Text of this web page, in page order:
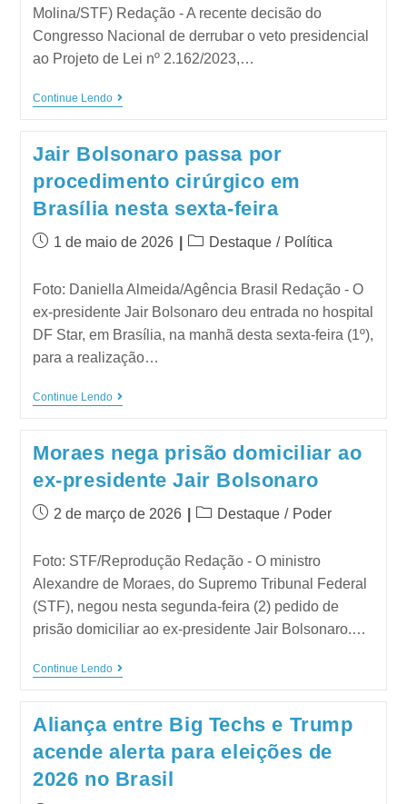
Molina/STF) Redação - A recente decisão do
Congresso Nacional de derrubar o veto presidencial
ao Projeto de Lei nº 2.162/2023,…
Continue Lendo
Jair Bolsonaro passa por
procedimento cirúrgico em
Brasília nesta sexta-feira
1 de maio de 2026 Destaque / Política
Foto: Daniella Almeida/Agência Brasil Redação - O
ex-presidente Jair Bolsonaro deu entrada no hospital
DF Star, em Brasília, na manhã desta sexta-feira (1º),
para a realização…
Continue Lendo
Moraes nega prisão domiciliar ao
ex-presidente Jair Bolsonaro
2 de março de 2026 Destaque / Poder
Foto: STF/Reprodução Redação - O ministro
Alexandre de Moraes, do Supremo Tribunal Federal
(STF), negou nesta segunda-feira (2) pedido de
prisão domiciliar ao ex-presidente Jair Bolsonaro.…
Continue Lendo
Aliança entre Big Techs e Trump
acende alerta para eleições de
2026 no Brasil